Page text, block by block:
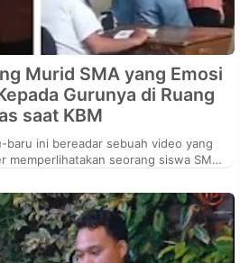
Murid SMA yang Emosi
Gurunya di Ruang
saat KBM
memperlihatakan seorang siswa SMA